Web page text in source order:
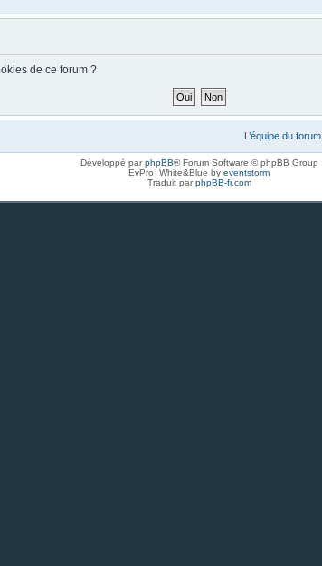
de ce forum ?
L’équipe du forum
Développé parphpBB® Forum Software © phpBB Group
EvPro_White&Blue by eventstorm
Traduit parphpBB-fr.com